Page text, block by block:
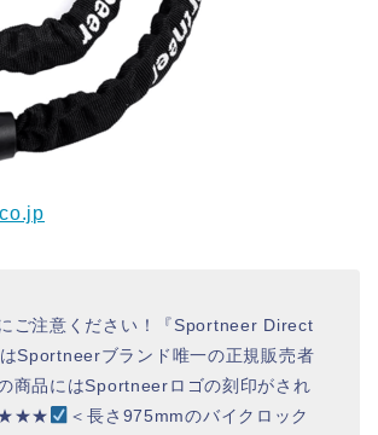
注意ください！『Sportneer Direct
Sportneerブランド唯一の正規販売者
商品にはSportneerロゴの刻印がされ
★★★
＜長さ975mmのバイクロック